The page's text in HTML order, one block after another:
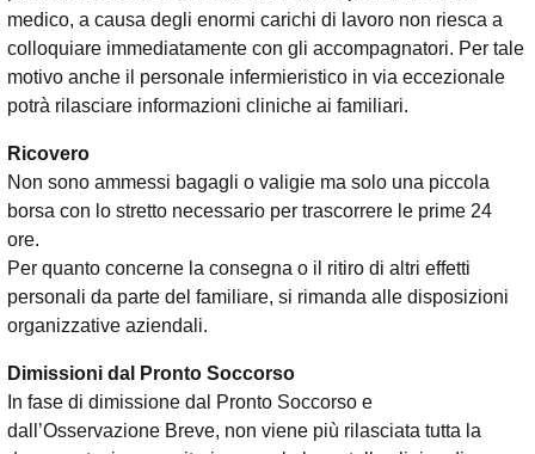
medico, a causa degli enormi carichi di lavoro non riesca a
colloquiare immediatamente con gli accompagnatori. Per tale
motivo anche il personale infermieristico in via eccezionale
potrà rilasciare informazioni cliniche ai familiari.
Ricovero
Non sono ammessi bagagli o valigie ma solo una piccola
borsa con lo stretto necessario per trascorrere le prime 24
ore.
Per quanto concerne la consegna o il ritiro di altri effetti
personali da parte del familiare, si rimanda alle disposizioni
organizzative aziendali.
Dimissioni dal Pronto Soccorso
In fase di dimissione dal Pronto Soccorso e
dall’Osservazione Breve, non viene più rilasciata tutta la